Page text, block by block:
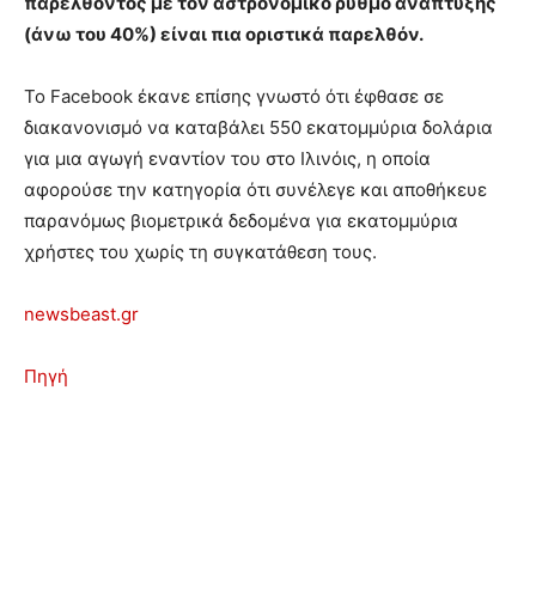
(άνω του 40%) είναι πια οριστικά παρελθόν.
Το Facebook έκανε επίσης γνωστό ότι έφθασε σε
διακανονισμό να καταβάλει 550 εκατομμύρια δολάρια
για μια αγωγή εναντίον του στο Ιλινόις, η οποία
αφορούσε την κατηγορία ότι συνέλεγε και αποθήκευε
παρανόμως βιομετρικά δεδομένα για εκατομμύρια
χρήστες του χωρίς τη συγκατάθεση τους.
newsbeast.gr
Πηγή